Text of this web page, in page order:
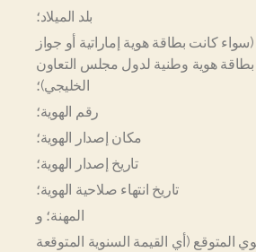
بلد الميلاد؛
(سواء كانت بطاقة هوية إماراتية أو جواز
هوية وطنية لدول مجلس التعاون
الخليجي)؛
رقم الهوية؛
مكان إصدار الهوية؛
تاريخ إصدار الهوية؛
تاريخ انتهاء صلاحية الهوية؛
المهنة؛ و
المتوقع (أي القيمة السنوية المتوقعة